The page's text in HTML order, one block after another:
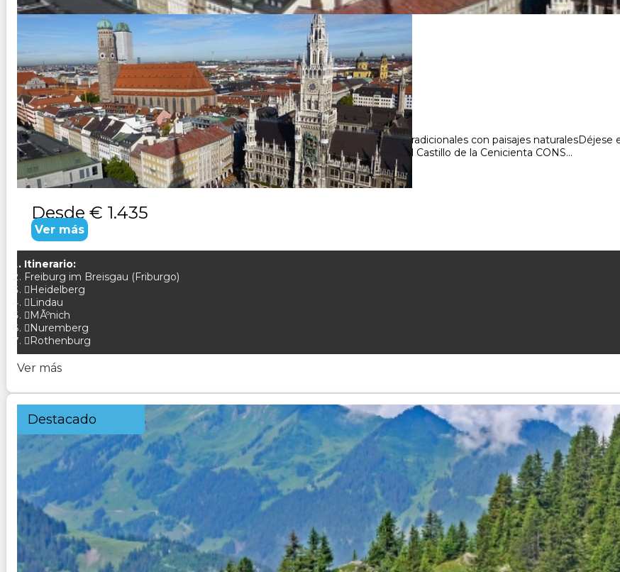
ALEMANIA ROMANTICA
Duración:
7Días 6Noches
Paquete Turistico de 7 dias 6 noches - Una mezcla de ciudades modernas y tradicionales con paisajes
Romántica. Conozca el famoso castillo de Neuschwanstein, conocido como el Castillo de la Cenicienta CONS...
Desde € 1.435
Ver más
Itinerario:
Freiburg im Breisgau (Friburgo)
Heidelberg
Lindau
MÃºnich
Nuremberg
Rothenburg
Ver más
Destacado